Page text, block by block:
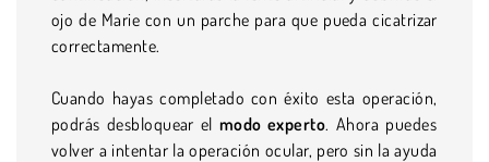
ojo de Marie con un parche para que pueda cicatrizar
correctamente.
Cuando hayas completado con éxito esta operación,
podrás desbloquear el modo experto. Ahora puedes
volver a intentar la operación ocular, pero sin la ayuda